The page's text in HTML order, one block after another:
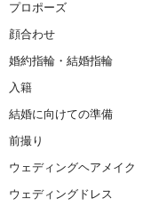
プロポーズ
顔合わせ
婚約指輪・結婚指輪
入籍
結婚に向けての準備
前撮り
ウェディングヘアメイク
ウェディングドレス